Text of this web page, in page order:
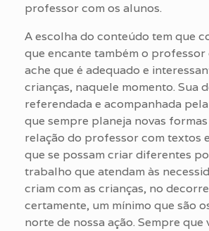
professor com os alunos.
A escolha do conteúdo tem que
que encante também o professor
ache que é adequado e
crianças, naquele momento. Sua
referendada e acompanhada
que sempre planeja novas
relação do professor com textos
que se possam criar diferentes
trabalho que atendam às
criam com as crianças, no
certamente, um mínimo que são
norte de nossa ação. Sempre que